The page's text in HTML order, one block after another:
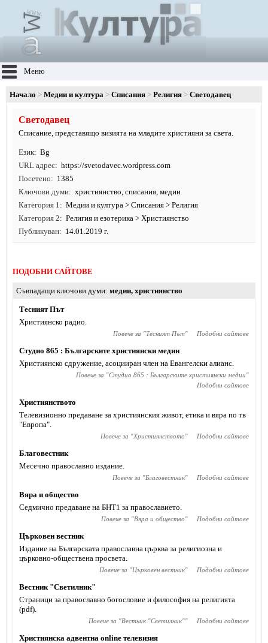
Меню
Начало Медии и култура Списания Религия Светодавец
Светодавец
Списание, представящо визията на младите християни за света.
Език
Bg
URL адрес
https://svetodavec.wordpress.com
Посетено
1385
Ключови думи
християнство, списания, медии
Категория 1
Медии и култура > Списания > Религия
Категория 2
Религия и езотерика > Християнство
Публикуван
14.01.2019 г.
ПОДОБНИ САЙТОВЕ
Съвпадащи ключови думи медии, християнство
Тесният Път
Християнско радио.
Повече за "Тесният Път" Подобни сайтове
Студио 865 : Българските християнски медии
Християнско сдружение, асоцииран член на Евангелски алианс.
Повече за "Студио 865 : Българските християнски медии"
Подобни сайтове
Християнството
Телевизионно предаване за християнския живот, етика и вяра по тв
"Европа".
Повече за "Християнството" Подобни сайтове
Благовестник
Месечно православно издание.
Повече за "Благовестник" Подобни сайтове
Вяра и общество
Седмично предаване на БНТ1 за православието.
Повече за "Вяра и общество" Подобни сайтове
Църковен вестник
Издание на Българската православна църква за религиозна и
църковно-обществена просвета.
Повече за "Църковен вестник" Подобни сайтове
Вестник "Светилник"
Страници за православно богословие и философия на религията
(pdf).
Повече за "Вестник "Светилник"" Подобни сайтове
Християнска адвентна online телевизия